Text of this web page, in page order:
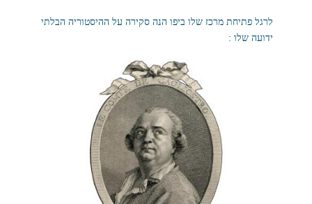
לרגל פתיחת מרכז שלו ביפו הנה סקירה על ההיסטוריה הבלתי
ידועה שלו :